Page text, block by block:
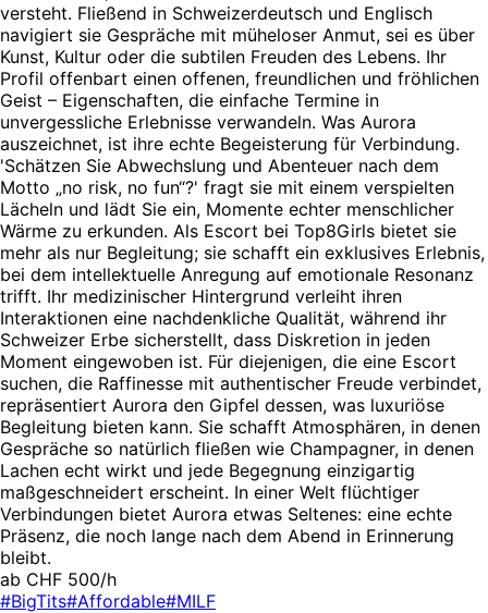
versteht. Fließend in Schweizerdeutsch und Englisch
navigiert sie Gespräche mit müheloser Anmut, sei es über
Kunst, Kultur oder die subtilen Freuden des Lebens. Ihr
Profil offenbart einen offenen, freundlichen und fröhlichen
Geist – Eigenschaften, die einfache Termine in
unvergessliche Erlebnisse verwandeln. Was Aurora
auszeichnet, ist ihre echte Begeisterung für Verbindung.
'Schätzen Sie Abwechslung und Abenteuer nach dem
Motto „no risk, no fun“?' fragt sie mit einem verspielten
Lächeln und lädt Sie ein, Momente echter menschlicher
Wärme zu erkunden. Als Escort bei Top8Girls bietet sie
mehr als nur Begleitung; sie schafft ein exklusives Erlebnis,
bei dem intellektuelle Anregung auf emotionale Resonanz
trifft. Ihr medizinischer Hintergrund verleiht ihren
Interaktionen eine nachdenkliche Qualität, während ihr
Schweizer Erbe sicherstellt, dass Diskretion in jeden
Moment eingewoben ist. Für diejenigen, die eine Escort
suchen, die Raffinesse mit authentischer Freude verbindet,
repräsentiert Aurora den Gipfel dessen, was luxuriöse
Begleitung bieten kann. Sie schafft Atmosphären, in denen
Gespräche so natürlich fließen wie Champagner, in denen
Lachen echt wirkt und jede Begegnung einzigartig
maßgeschneidert erscheint. In einer Welt flüchtiger
Verbindungen bietet Aurora etwas Seltenes: eine echte
Präsenz, die noch lange nach dem Abend in Erinnerung
bleibt.
ab CHF 500/h
#BigTits#Affordable#MILF